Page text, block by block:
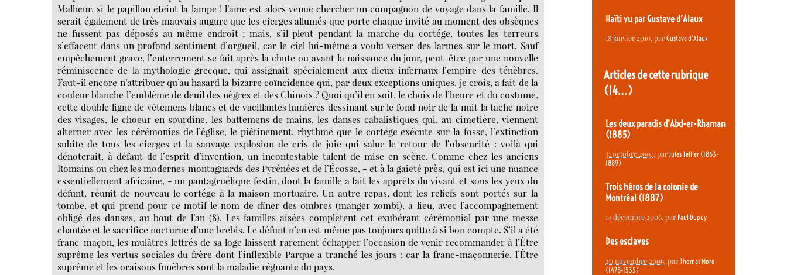
Malheur, si le papillon éteint la lampe ! l’ame est alors venue chercher un compagnon de voyage dans la famille. Il
serait également de très mauvais augure que les cierges allumés que porte chaque invité au moment des obsèques
ne fussent pas déposés au même endroit ; mais, s’il pleut pendant la marche du cortége, toutes les terreurs
s’effacent dans un profond sentiment d’orgueil, car le ciel lui-même a voulu verser des larmes sur le mort. Sauf
empêchement grave, l’enterrement se fait après la chute ou avant la naissance du jour, peut-être par une nouvelle
réminiscence de la mythologie grecque, qui assignait spécialement aux dieux infernaux l’empire des ténèbres.
Faut-il encore n’attribuer qu’au hasard la bizarre coïncidence qui, par deux exceptions uniques, je crois, a fait de la
couleur blanche l’emblème de deuil des nègres et des Chinois ? Quoi qu’il en soit, le choix de l’heure et du costume,
cette double ligne de vêtemens blancs et de vacillantes lumières dessinant sur le fond noir de la nuit la tache noire
des visages, le choeur en sourdine, les battemens de mains, les danses cabalistiques qui, au cimetière, viennent
alterner avec les cérémonies de l’église, le piétinement, rhythmé que le cortége exécute sur la fosse, l’extinction
subite de tous les cierges et la sauvage explosion de cris de joie qui salue le retour de l’obscurité : voilà qui
dénoterait, à défaut de l’esprit d’invention, un incontestable talent de mise en scène. Comme chez les anciens
Romains ou chez les modernes montagnards des Pyrénées et de l’Écosse, - et à la gaieté près, qui est ici une nuance
essentiellement africaine, - un pantagruélique festin, dont la famille a fait les apprêts du vivant et sous les yeux du
défunt, réunit de nouveau le cortége à la maison mortuaire. Un autre repas, dont les reliefs sont portés sur la
tombe, et qui prend pour ce motif le nom de dîner des ombres (manger zombi), a lieu, avec l’accompagnement
obligé des danses, au bout de l’an (8). Les familles aisées complètent cet exubérant cérémonial par une messe
chantée et le sacrifice nocturne d’une brebis. Le défunt n’en est même pas toujours quitte à si bon compte. S’il a été
franc-maçon, les mulâtres lettrés de sa loge laissent rarement échapper l’occasion de venir recommander à l’Être
suprême les vertus sociales du frère dont l’inflexible Parque a tranché les jours ; car la franc-maçonnerie, l’Être
suprême et les oraisons funèbres sont la maladie régnante du pays.
Haïti vu par Gustave d’Alaux
18 janvier 2010, par Gustave d’Alaux
Articles de cette rubrique
(14…)
Les deux paradis d’Abd-er-Rhaman
(1885)
31 octobre 2007, par Jules Tellier (1863-
1889)
Trois héros de la colonie de
Montréal (1887)
14 décembre 2006, par Paul Dupuy
Des esclaves
20 novembre 2006, par Thomas More
(1478-1535)